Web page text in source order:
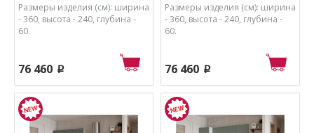
Размеры изделия (см): ширина
- 360, высота - 240, глубина -
60.
76 460 p
Размеры изделия (см): ширина
- 360, высота - 240, глубина -
60.
76 460 p